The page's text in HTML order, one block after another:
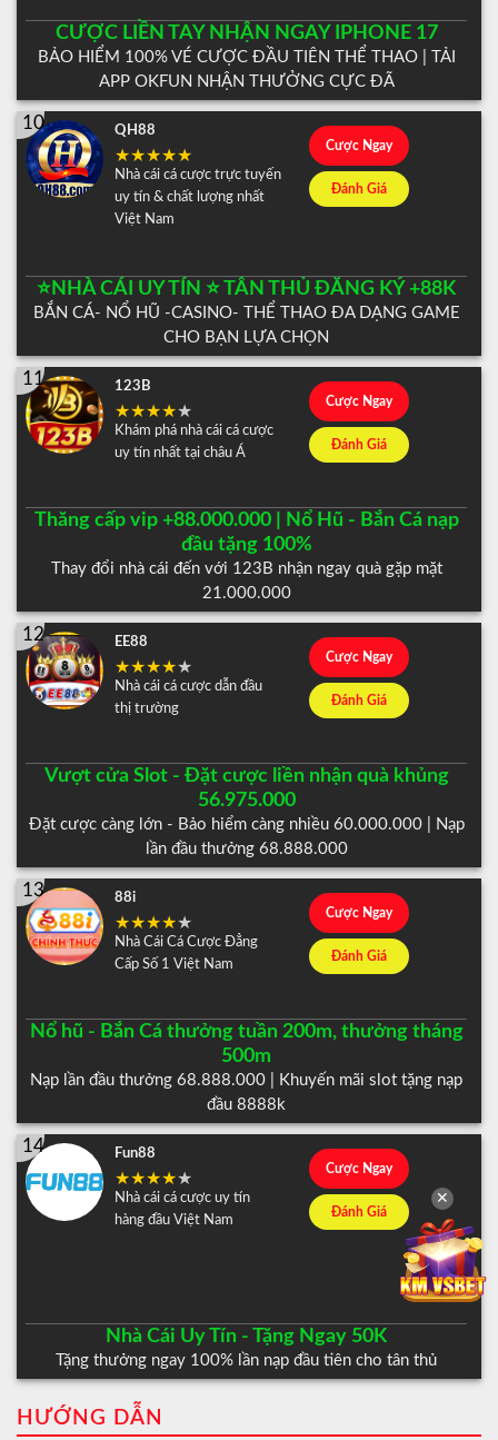
CƯỢC LIỀN TAY NHẬN NGAY IPHONE 17
BẢO HIỂM 100% VÉ CƯỢC ĐẦU TIÊN THỂ THAO | TẢI
APP OKFUN NHẬN THƯỞNG CỰC ĐÃ
10 QH88
Nhà cái cá cược trực tuyến
uy tín & chất lượng nhất
Việt Nam
⭐️NHÀ CÁI UY TÍN ⭐️ TÂN THỦ ĐĂNG KÝ +88K
BẮN CÁ- NỔ HŨ -CASINO- THỂ THAO ĐA DẠNG GAME
CHO BẠN LỰA CHỌN
Cược Ngay
Đánh Giá
11 123B
Khám phá nhà cái cá cược
uy tín nhất tại châu Á
Thăng cấp vip +88.000.000 | Nổ Hũ - Bắn Cá nạp
đầu tặng 100%
Thay đổi nhà cái đến với 123B nhận ngay quà gặp mặt
21.000.000
Cược Ngay
Đánh Giá
12 EE88
Nhà cái cá cược dẫn đầu
thị trường
Vượt cửa Slot - Đặt cược liền nhận quà khủng
56.975.000
Đặt cược càng lớn - Bảo hiểm càng nhiều 60.000.000 | Nạp
lần đầu thưởng 68.888.000
Cược Ngay
Đánh Giá
13 88i
Nhà Cái Cá Cược Đẳng
Cấp Số 1 Việt Nam
Nổ hũ - Bắn Cá thưởng tuần 200m, thưởng tháng
500m
Nạp lần đầu thưởng 68.888.000 | Khuyến mãi slot tặng nạp
đầu 8888k
Cược Ngay
Đánh Giá
14 Fun88
Nhà cái cá cược uy tín
hàng đầu Việt Nam
Nhà Cái Uy Tín - Tặng Ngay 50K
Tặng thưởng ngay 100% lần nạp đầu tiên cho tân thủ
Cược Ngay
Đánh Giá
HƯỚNG DẪN
✕